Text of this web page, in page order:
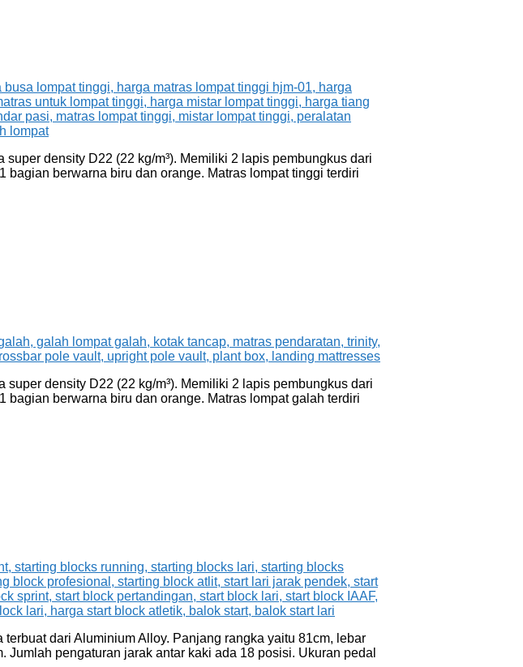
density D22 (22 kg/m³). Memiliki 2 lapis pembungkus dari
berwarna biru dan orange. Matras lompat tinggi terdiri
density D22 (22 kg/m³). Memiliki 2 lapis pembungkus dari
berwarna biru dan orange. Matras lompat galah terdiri
dari Aluminium Alloy. Panjang rangka yaitu 81cm, lebar
pengaturan jarak antar kaki ada 18 posisi. Ukuran pedal